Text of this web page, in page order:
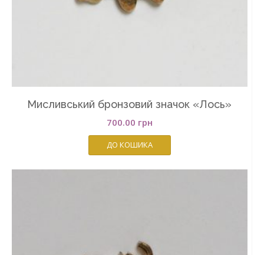
Мисливський бронзовий значок «Лось»
700.00 грн
ДО КОШИКА